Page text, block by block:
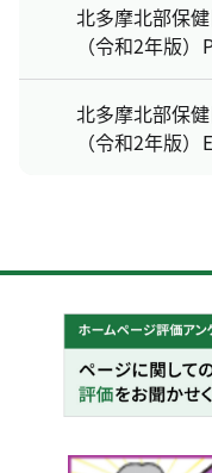
北多摩北部保
（令和2年版）
北多摩北部保
（令和2年版）